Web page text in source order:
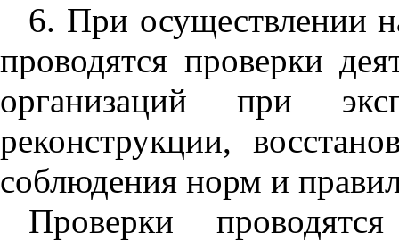
6. При осуществлении
проводятся проверки
организаций при
реконструкции,
соблюдения норм и
Проверки